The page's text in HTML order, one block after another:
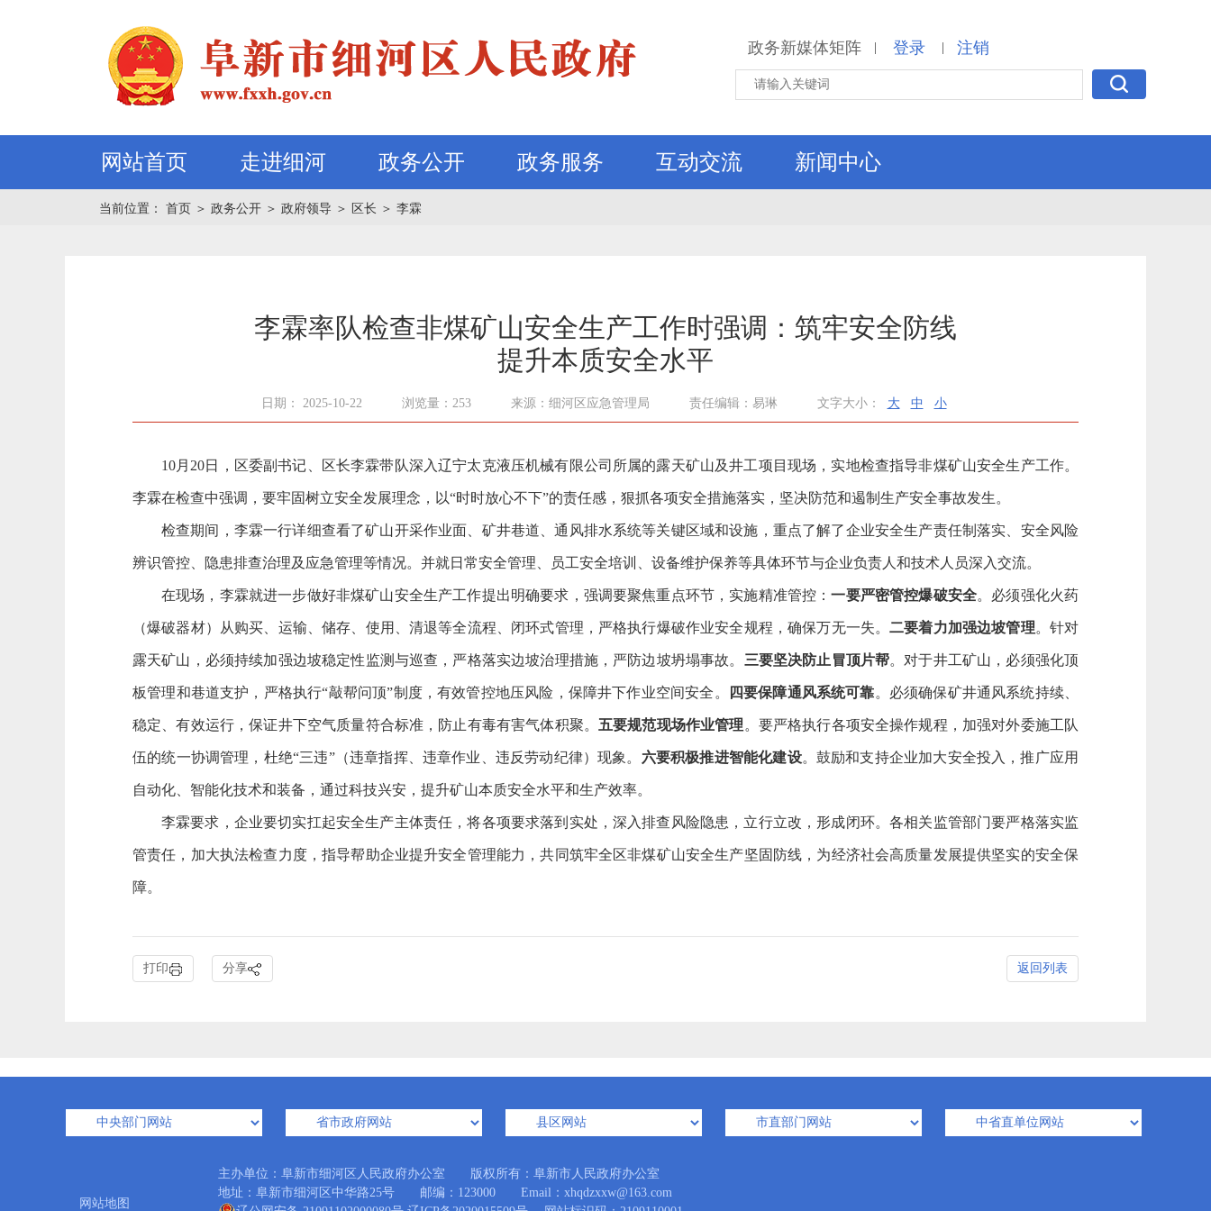
政务新媒体矩阵 | 登录 | 注销
网站首页 走进细河 政务公开 政务服务 互动交流 新闻中心
当前位置： 首页 ＞ 政务公开 ＞ 政府领导 ＞ 区长 ＞ 李霖
李霖率队检查非煤矿山安全生产工作时强调：筑牢安全防线
提升本质安全水平
日期： 2025-10-22 浏览量：253 来源：细河区应急管理局 责任编辑：易琳 文字大小： 大 中 小
10月20日，区委副书记、区长李霖带队深入辽宁太克液压机械有限公司所属的露天矿山及井工项目现场，实地检查指导非煤矿山安全生产工作。
李霖在检查中强调，要牢固树立安全发展理念，以“时时放心不下”的责任感，狠抓各项安全措施落实，坚决防范和遏制生产安全事故发生。
检查期间，李霖一行详细查看了矿山开采作业面、矿井巷道、通风排水系统等关键区域和设施，重点了解了企业安全生产责任制落实、安全风险
辨识管控、隐患排查治理及应急管理等情况。并就日常安全管理、员工安全培训、设备维护保养等具体环节与企业负责人和技术人员深入交流。
在现场，李霖就进一步做好非煤矿山安全生产工作提出明确要求，强调要聚焦重点环节，实施精准管控：一要严密管控爆破安全。 必须强化火药
（爆破器材）从购买、运输、储存、使用、清退等全流程、闭环式管理，严格执行爆破作业安全规程，确保万无一失。二要着力加强边坡管理。 针对
露天矿山，必须持续加强边坡稳定性监测与巡查，严格落实边坡治理措施，严防边坡坍塌事故。 三要坚决防止冒顶片帮。 对于井工矿山，必须强化顶
板管理和巷道支护，严格执行“敲帮问顶”制度，有效管控地压风险，保障井下作业空间安全。 四要保障通风系统可靠。 必须确保矿井通风系统持续、
稳定、有效运行，保证井下空气质量符合标准，防止有毒有害气体积聚。 五要规范现场作业管理 。 要严格执行各项安全操作规程，加强对外委施工队
伍的统一协调管理，杜绝“三违”（违章指挥、违章作业、违反劳动纪律）现象。 六要积极推进智能化建设。 鼓励和支持企业加大安全投入，推广应用
自动化、智能化技术和装备，通过科技兴安，提升矿山本质安全水平和生产效率。
李霖要求，企业要切实扛起安全生产主体责任，将各项要求落到实处，深入排查风险隐患，立行立改，形成闭环。各相关监管部门要严格落实监
管责任，加大执法检查力度，指导帮助企业提升安全管理能力，共同筑牢全区非煤矿山安全生产坚固防线，为经济社会高质量发展提供坚实的安全保
障。
打印 分享 返回列表
网站地图
主办单位：阜新市细河区人民政府办公室 版权所有：阜新市人民政府办公室
地址：阜新市细河区中华路25号 邮编：123000 Email：xhqdzxxw@163.com